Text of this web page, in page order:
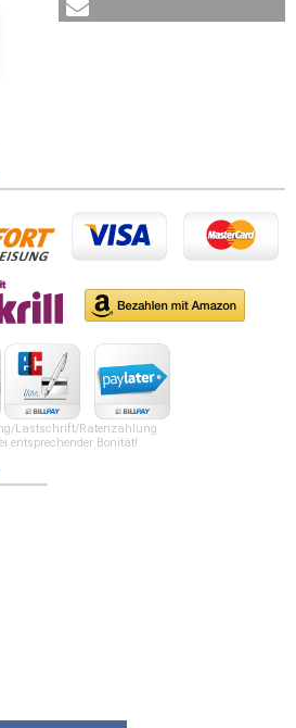
Lastschrift/Ratenzahlung
entsprechender Bonität!